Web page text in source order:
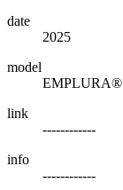
date
2025
model
EMPLURA®
link
------------
info
------------